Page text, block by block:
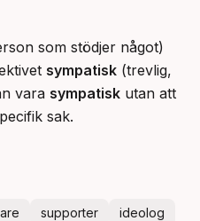
som stödjer något)
sympatisk (trevlig,
vara sympatisk utan att
sak.
supporter
ideolog